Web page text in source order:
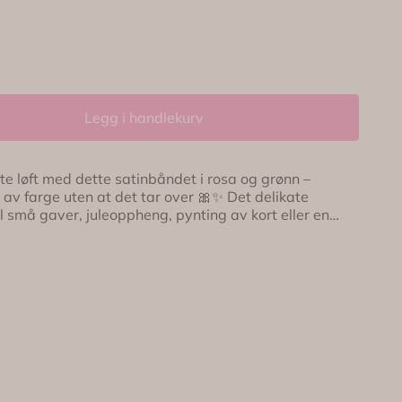
Legg i handlekurv
farge uten at det tar over 🎀✨ Det delikate
gaver, juleoppheng, pynting av kort eller en
✨